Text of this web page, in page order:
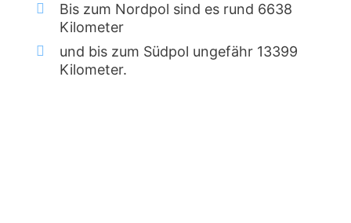
Bis zum Nordpol sind es rund 6638
Kilometer
und bis zum Südpol ungefähr 13399
Kilometer.